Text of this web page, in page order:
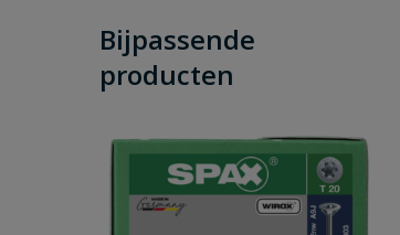
Bijpassende
producten